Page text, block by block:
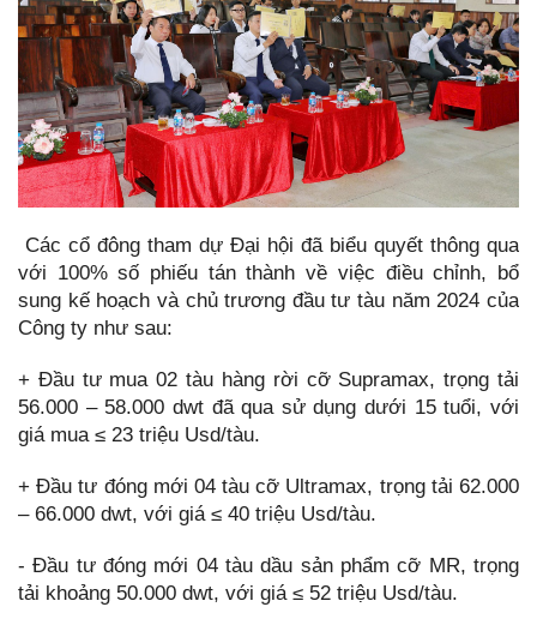
Các cổ đông tham dự Đại hội đã biểu quyết thông qua
với 100% số phiếu tán thành về việc điều chỉnh, bổ
sung kế hoạch và chủ trương đầu tư tàu năm 2024 của
Công ty như sau:
+ Đầu tư mua 02 tàu hàng rời cỡ Supramax, trọng tải
56.000 – 58.000 dwt đã qua sử dụng dưới 15 tuổi, với
giá mua ≤ 23 triệu Usd/tàu.
+ Đầu tư đóng mới 04 tàu cỡ Ultramax, trọng tải 62.000
– 66.000 dwt, với giá ≤ 40 triệu Usd/tàu.
- Đầu tư đóng mới 04 tàu dầu sản phẩm cỡ MR, trọng
tải khoảng 50.000 dwt, với giá ≤ 52 triệu Usd/tàu.